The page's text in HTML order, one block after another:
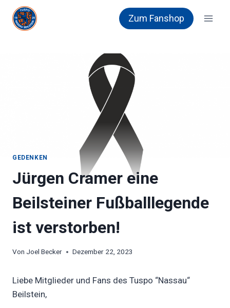
Zum
Inhalt
springen
Zum Fanshop
GEDENKEN
Jürgen Cramer eine
Beilsteiner Fußballlegende
ist verstorben!
Von Joel Becker Dezember 22, 2023
Liebe Mitglieder und Fans des Tuspo “Nassau“
Beilstein,